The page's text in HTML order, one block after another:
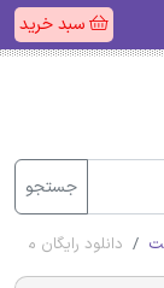
سبد خرید
جستجو
دانلود رایگان